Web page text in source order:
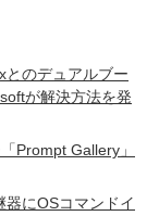
のデュアルブー
が解決方法を発
Prompt Gallery」
にOSコマンドイ